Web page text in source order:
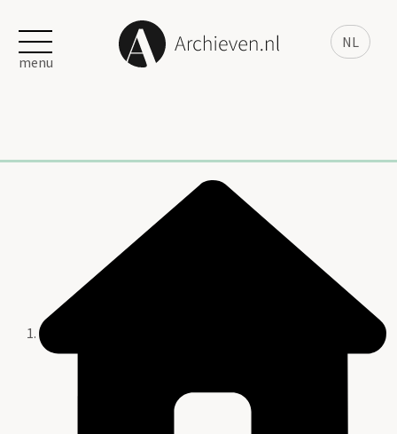
NL
menu